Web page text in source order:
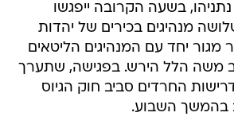
בשעה הקרובה ייפגשו
מנהיגים בכירים של יהדות
יחד עם המנהיגים הליטאים
משה הלל הירש. בפגישה, שתערך
החרדים סביב חוק הגיוס
בהמשך השבוע.